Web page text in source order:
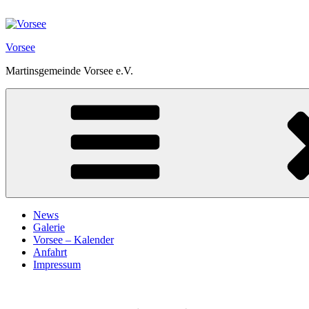
Inhalt
Vorsee
Martinsgemeinde Vorsee e.V.
News
Galerie
Vorsee – Kalender
Anfahrt
Impressum